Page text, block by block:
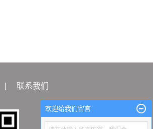
联系我们
欢迎给我们留言